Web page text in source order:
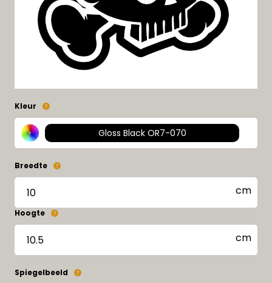
Kleur
Gloss Black OR7-070
Breedte
Hoogte
Spiegelbeeld